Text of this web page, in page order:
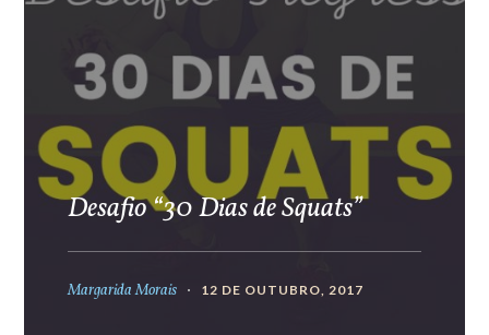
Desafio “30 Dias de Squats”
Margarida Morais 12 DE OUTUBRO, 2017